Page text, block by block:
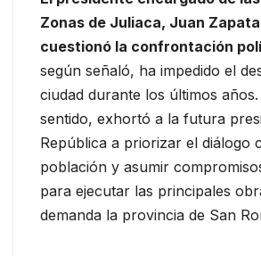
Zonas de Juliaca, Juan
cuestionó la confrontación
según señaló, ha impedido el
ciudad durante los últimos años.
sentido, exhortó a la futura
República a priorizar el diálogo
población y asumir
para ejecutar las principales
demanda la provincia de San